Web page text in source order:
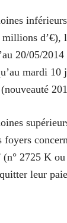
d’€),
20/05/
mardi 10
(n° 2725 K ou
leur